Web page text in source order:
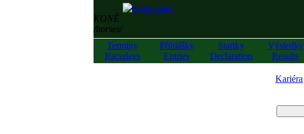
KONĚ
/horses/
Termíny
Racedays
Přihlášky
Entries
Startky
Declaration
Výsledky
Results
Kariéra